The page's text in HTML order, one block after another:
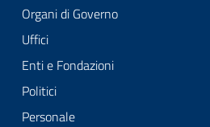
Organi di Governo
Uffici
Enti e Fondazioni
Politici
Personale